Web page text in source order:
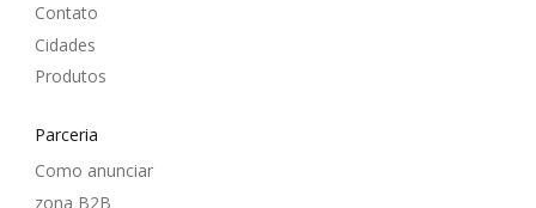
Contato
Cidades
Produtos
Parceria
Como anunciar
zona B2B